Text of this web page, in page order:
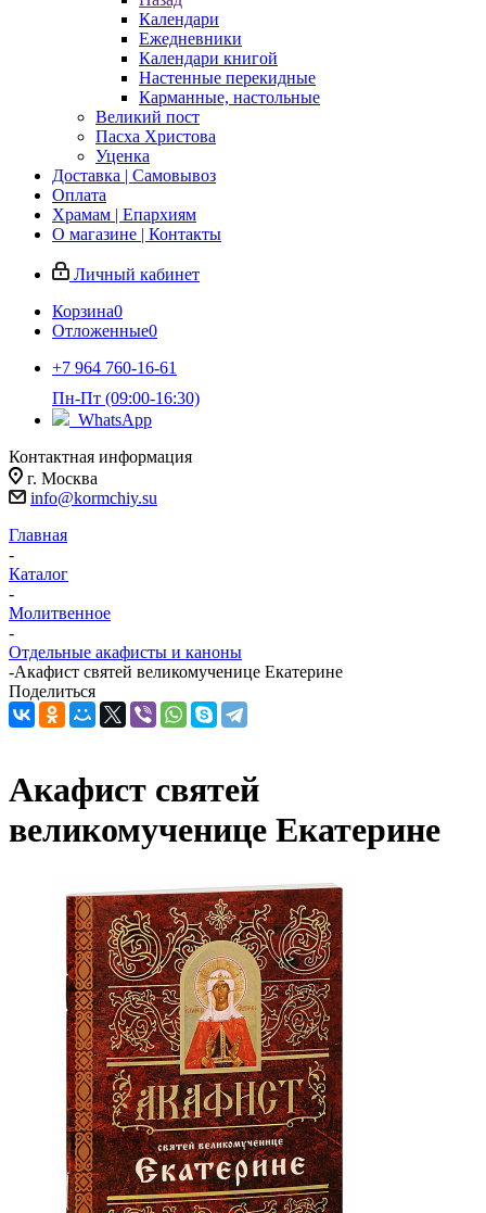
Календари
Ежедневники
Календари книгой
Настенные перекидные
Карманные, настольные
Великий пост
Пасха Христова
Уценка
Доставка | Самовывоз
Оплата
Храмам | Епархиям
О магазине | Контакты
Личный кабинет
Корзина0
Отложенные0
+7 964 760-16-61
Пн-Пт (09:00-16:30)
WhatsApp
Контактная информация
г. Москва
info@kormchiy.su
Главная
-
Каталог
-
Молитвенное
-
Отдельные акафисты и каноны
-Акафист святей великомученице Екатерине
Поделиться
Акафист святей
великомученице Екатерине